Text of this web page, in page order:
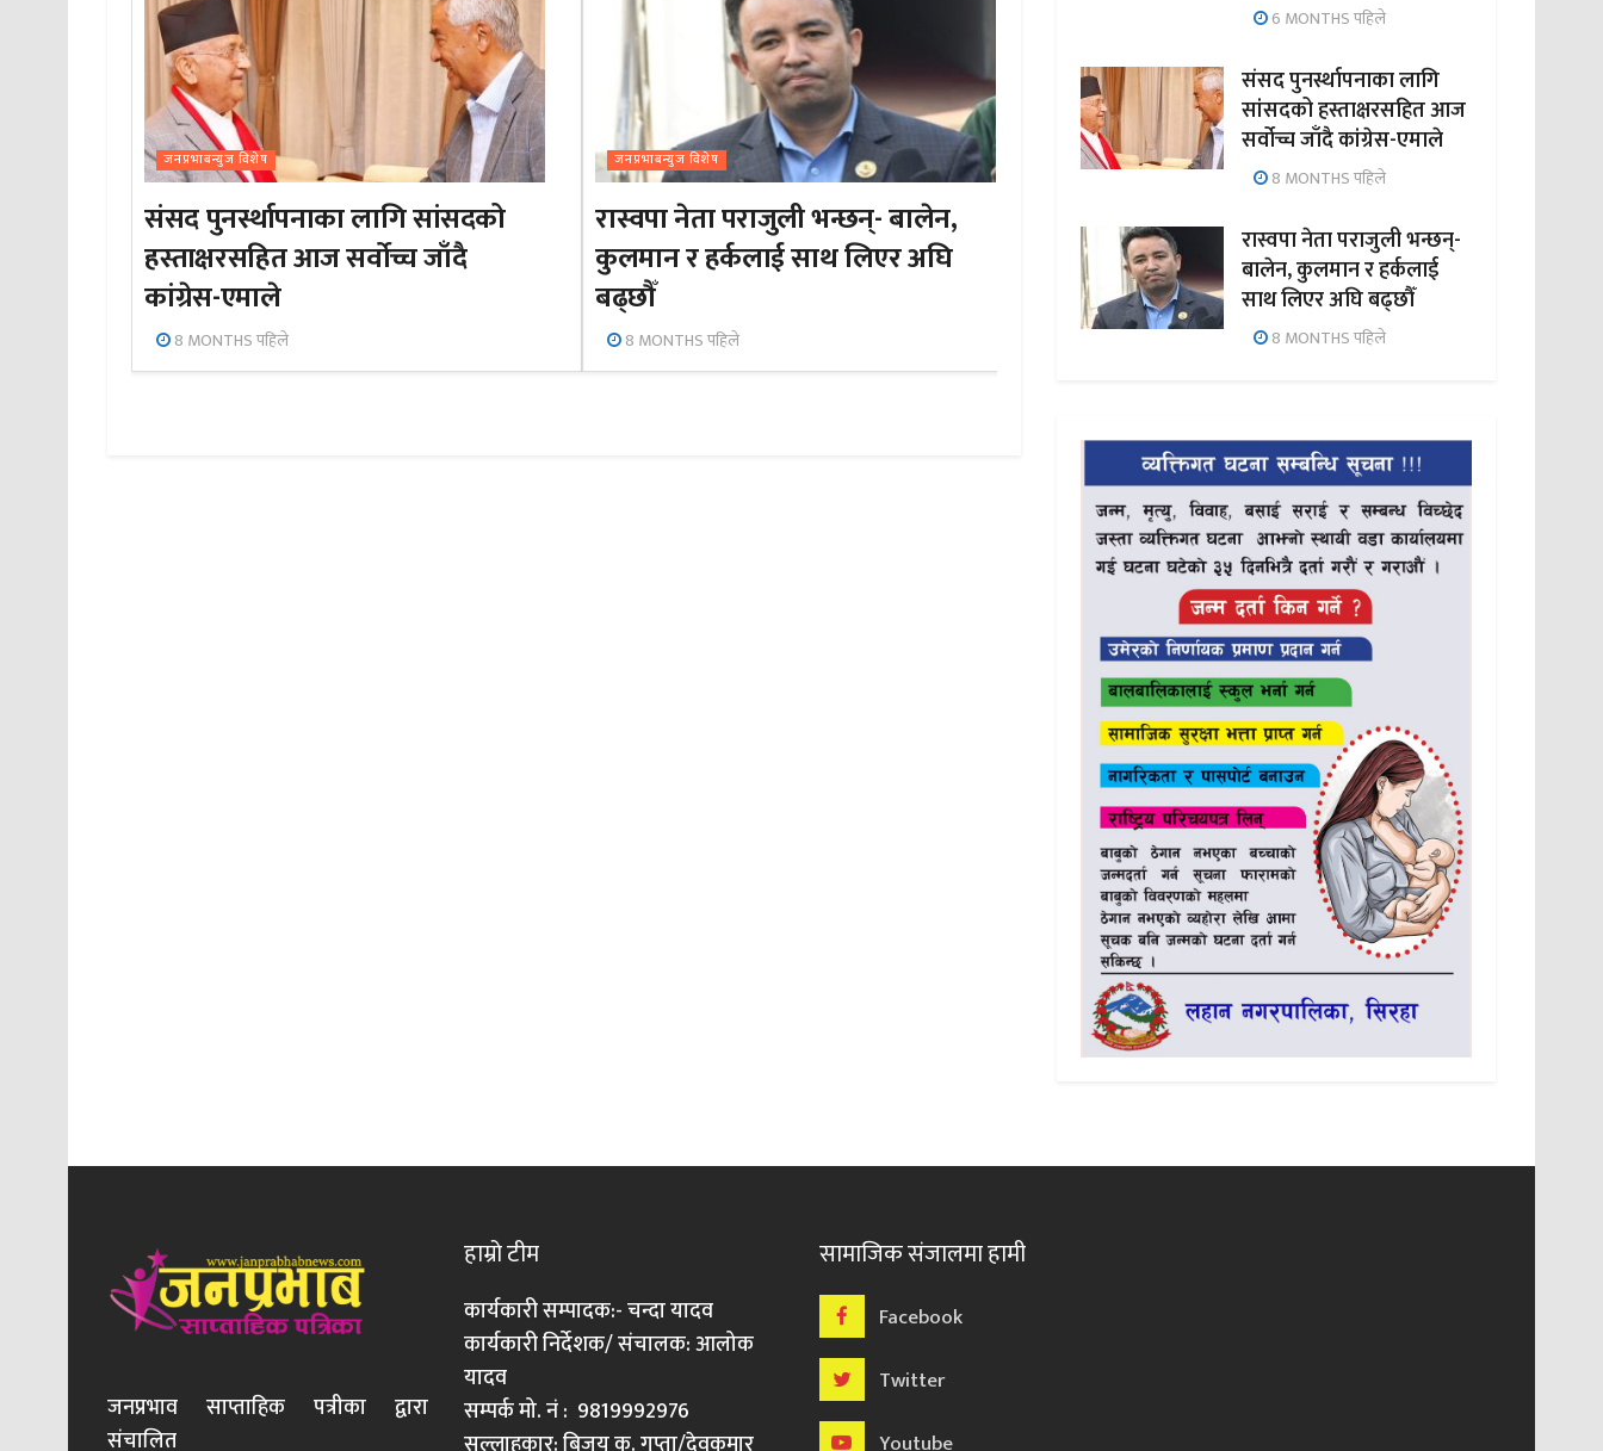
जनप्रभाबन्युज विशेष
संसद पुनर्स्थापनाका लागि सांसदको
हस्ताक्षरसहित आज सर्वोच्च जाँदै
कांग्रेस-एमाले
8 MONTHS पहिले
जनप्रभाबन्युज विशेष
रास्वपा नेता पराजुली भन्छन्- बालेन,
कुलमान र हर्कलाई साथ लिएर अघि
बढ्छौँ
8 MONTHS पहिले
6 MONTHS पहिले
संसद पुनर्स्थापनाका लागि
सांसदको हस्ताक्षरसहित आज
सर्वोच्च जाँदै कांग्रेस-एमाले
8 MONTHS पहिले
रास्वपा नेता पराजुली भन्छन्-
बालेन, कुलमान र हर्कलाई
साथ लिएर अघि बढ्छौँ
8 MONTHS पहिले
जनप्रभाव साप्ताहिक पत्रीका द्वारा
संचालित
हाम्रो टीम
कार्यकारी सम्पादक:- चन्दा यादव
कार्यकारी निर्देशक/ संचालक: आलोक
यादव
सम्पर्क मो. नं : 9819992976
सामाजिक संजालमा हामी
Facebook
Twitter
Youtube